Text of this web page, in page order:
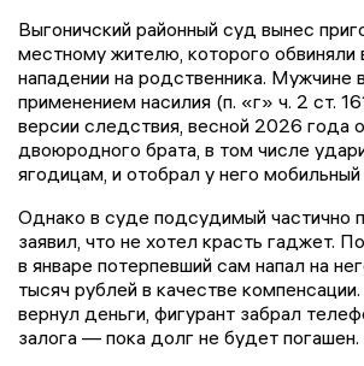
Выгоничский районный суд вынес
местному жителю, которого обвиняли
нападении на родственника. Мужчине
применением насилия (п. «г» ч. 2 ст.
версии следствия, весной 2026 года
двоюродного брата, в том числе
ягодицам, и отобрал у него
Однако в суде подсудимый частично
заявил, что не хотел красть гаджет.
в январе потерпевший сам напал на
тысяч рублей в качестве
вернул деньги, фигурант забрал
залога — пока долг не будет погашен.